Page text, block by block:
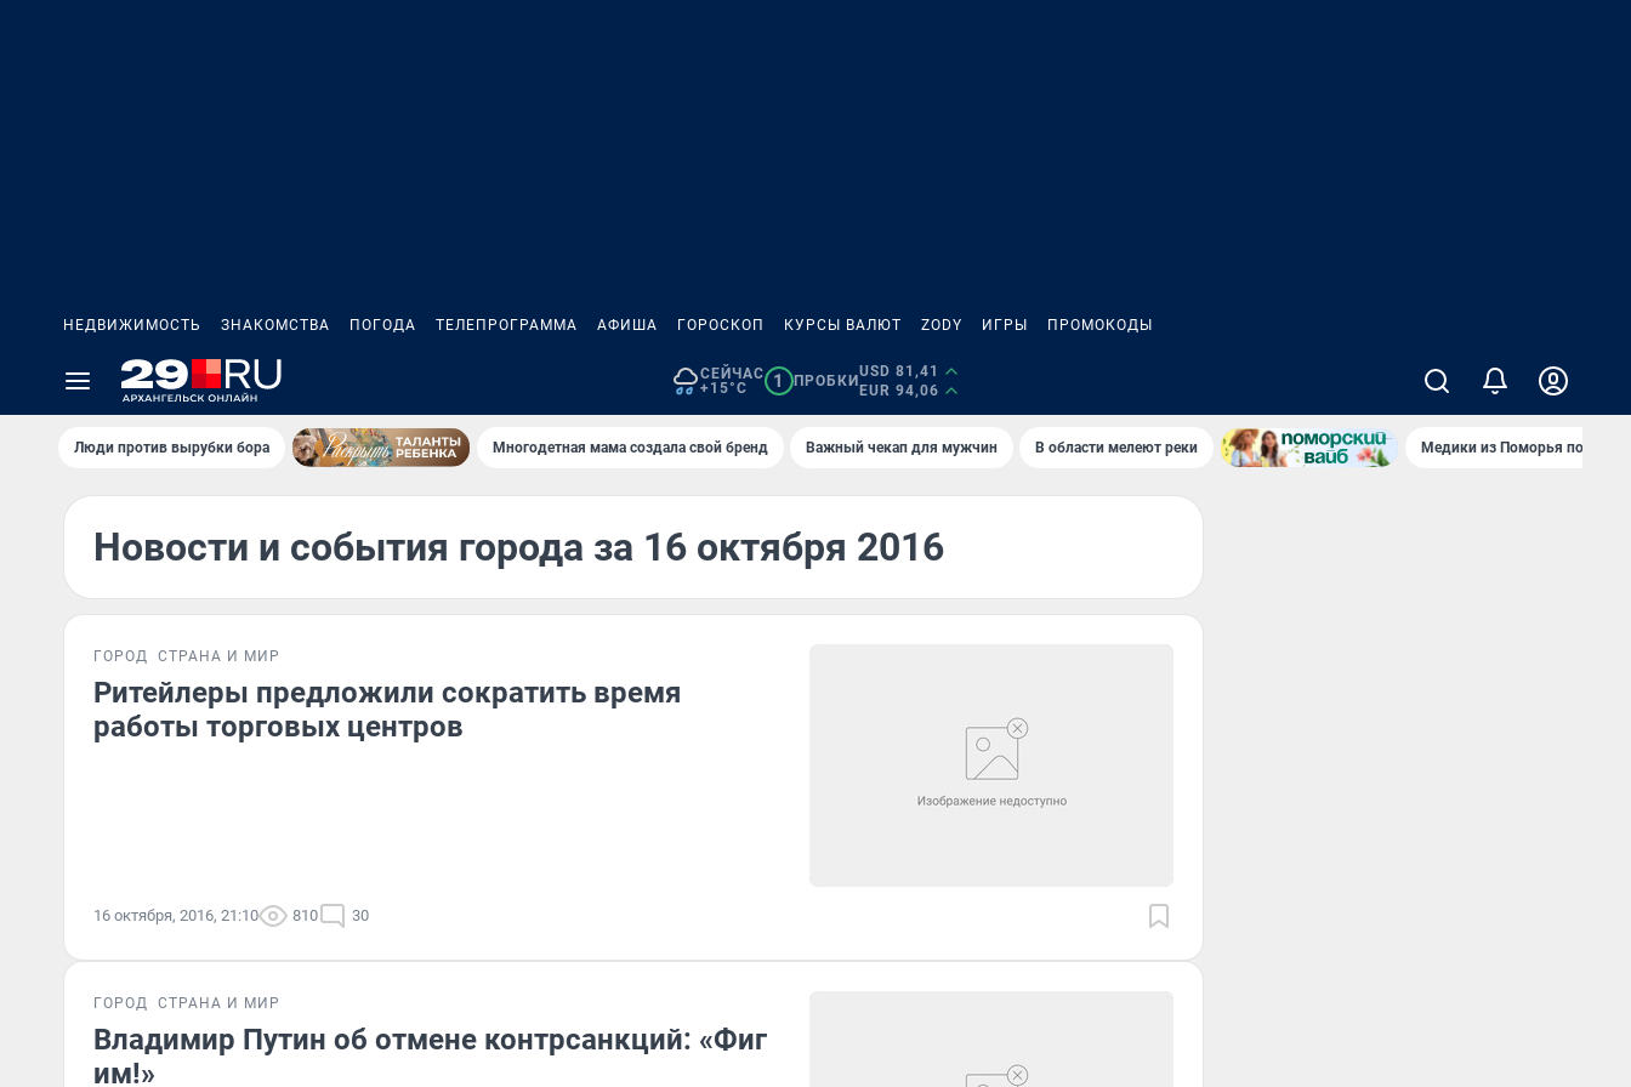
НЕДВИЖИМОСТЬ ЗНАКОМСТВА ПОГОДА ТЕЛЕПРОГРАММА АФИША ГОРОСКОП КУРСЫ ВАЛЮТ ZODY ИГРЫ ПРОМОКОДЫ
СЕЙЧАС
+15°C
1 ПРОБКИ
USD 81,41
EUR 94,06
Люди против вырубки бора Многодетная мама создала свой бренд Важный чекап для мужчин В области мелеют реки Медики из Поморья поехали
Новости и события города за 16 октября 2016
ГОРОД СТРАНА И МИР
Ритейлеры предложили сократить время
работы торговых центров
16 октября, 2016, 21:10 810 30
ГОРОД СТРАНА И МИР
Владимир Путин об отмене контрсанкций: «Фиг
им!»